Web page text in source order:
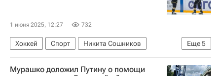
1 июня 2025, 12:27 732
Еще5
Хоккей Спорт
Никита Сошников
Вячеслав Основин
Артем Николаев
Адмирал
Трактор КХЛ 2025-2026
Мурашко доложил Путину о помощи